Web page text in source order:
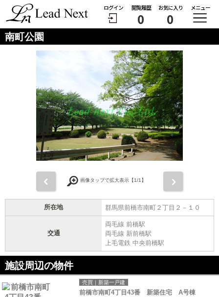
ログイン 閲覧履歴
0
お気に入り
0
メニュー
南町公園
画像タップで拡大表示【1/1】
所在地 群馬県前橋市南町２丁目２－１０
交通
両毛線 前橋駅
両毛線 新前橋駅
上毛電鉄 中央前橋駅
施設周辺の物件
売買｜新築一戸建
前橋市南町4丁目43番 新築住宅 A号棟